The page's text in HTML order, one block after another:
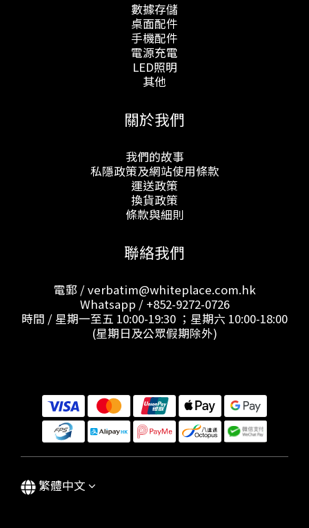
數據存儲
桌面配件
手機配件
電源充電
LED照明
其他
關於我們
我們的故事
私隱政策及網站使用條款
運送政策
換貨政策
條款與細則
聯絡我們
電郵 / verbatim@whiteplace.com.hk
Whatsapp / +852-9272-0726
時間 / 星期一至五 10:00-19:30 ；星期六 10:00-18:00
(星期日及公眾假期除外)
繁體中文